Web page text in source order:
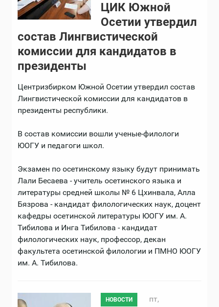
ЦИК Южной
Осетии утвердил
состав Лингвистической
комиссии для кандидатов в
президенты
Центризбирком Южной Осетии утвердил состав
Лингвистической комиссии для кандидатов в
президенты республики.
В состав комиссии вошли ученые-филологи
ЮОГУ и педагоги школ.
Экзамен по осетинскому языку будут принимать
Лали Бесаева - учитель осетинского языка и
литературы средней школы № 6 Цхинвала, Алла
Бязрова - кандидат филологических наук, доцент
кафедры осетинской литературы ЮОГУ им. А.
Тибилова и Инга Тибилова - кандидат
филологических наук, профессор, декан
факультета осетинской филологии и ПМНО ЮОГУ
им. А. Тибилова.
НОВОСТИ
пт,